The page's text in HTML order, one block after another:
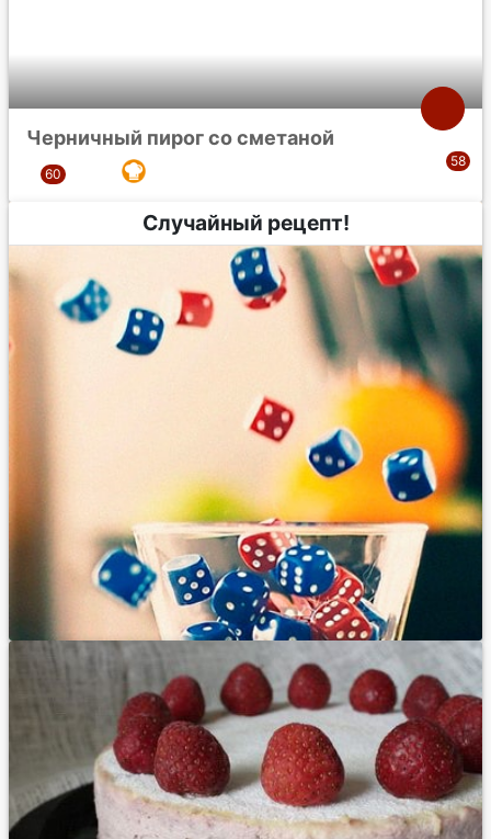
Черничный пирог со сметаной
Случайный рецепт!